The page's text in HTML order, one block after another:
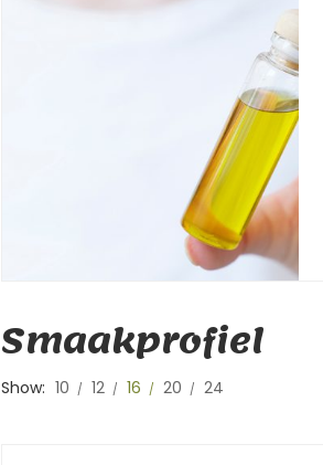
Smaakprofiel
Show: 10 12 16 20 24